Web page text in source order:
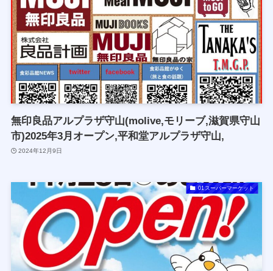
無印良品アルプラザ守山(molive,モリーブ,滋賀県守山
市)2025年3月オープン,平和堂アルプラザ守山,
2024年12月9日
01スーパーマーケット